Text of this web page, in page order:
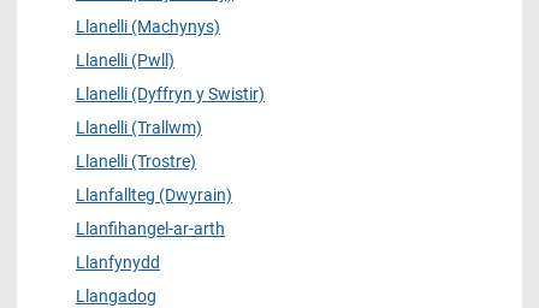
Llanelli (Machynys)
Llanelli (Pwll)
Llanelli (Dyffryn y Swistir)
Llanelli (Trallwm)
Llanelli (Trostre)
Llanfallteg (Dwyrain)
Llanfihangel-ar-arth
Llanfynydd
Llangadog